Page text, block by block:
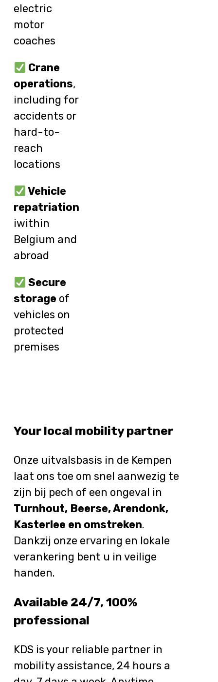
electric
motor
coaches
Crane
operations,
including for
accidents or
hard-to-
reach
locations
Vehicle
repatriation
iwithin
Belgium and
abroad
Secure
storage of
vehicles on
protected
premises
Your local mobility partner
Onze uitvalsbasis in de Kempen
laat ons toe om snel aanwezig te
zijn bij pech of een ongeval in
Turnhout, Beerse, Arendonk,
Kasterlee en omstreken.
Dankzij onze ervaring en lokale
verankering bent u in veilige
handen.
Available 24/7, 100%
professional
KDS is your reliable partner in
mobility assistance, 24 hours a